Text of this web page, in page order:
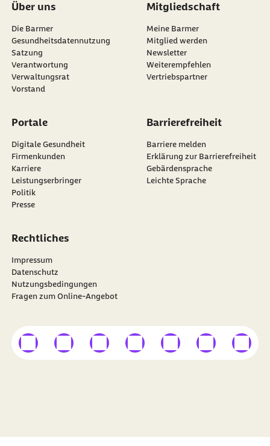
Über uns
Die Barmer
Gesundheitsdatennutzung
Satzung
Verantwortung
Verwaltungsrat
Vorstand
Mitgliedschaft
Meine Barmer
Mitglied werden
Newsletter
externer Link:
Weiterempfehlen
Vertriebspartner
Portale
Digitale Gesundheit
Firmenkunden
Karriere
Leistungserbringer
Politik
Presse
Barrierefreiheit
Barriere melden
Erklärung zur Barrierefreiheit
Gebärdensprache
Leichte Sprache
Rechtliches
Impressum
Datenschutz
Nutzungsbedingungen
Fragen zum Online-Angebot
Besuchen Sie dieBARMER auf
externer Linkexterner Linkexterner Linkexterner Linkexterner Linkexterner Link